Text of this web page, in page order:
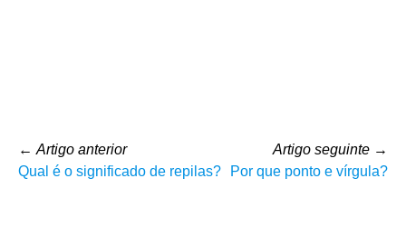
← Artigo anterior
Qual é o significado de repilas?
Artigo seguinte →
Por que ponto e vírgula?